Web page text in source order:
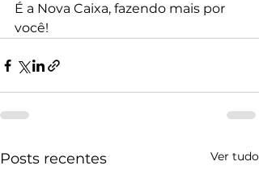
É a Nova Caixa, fazendo mais por
você!
Posts recentes Ver tudo